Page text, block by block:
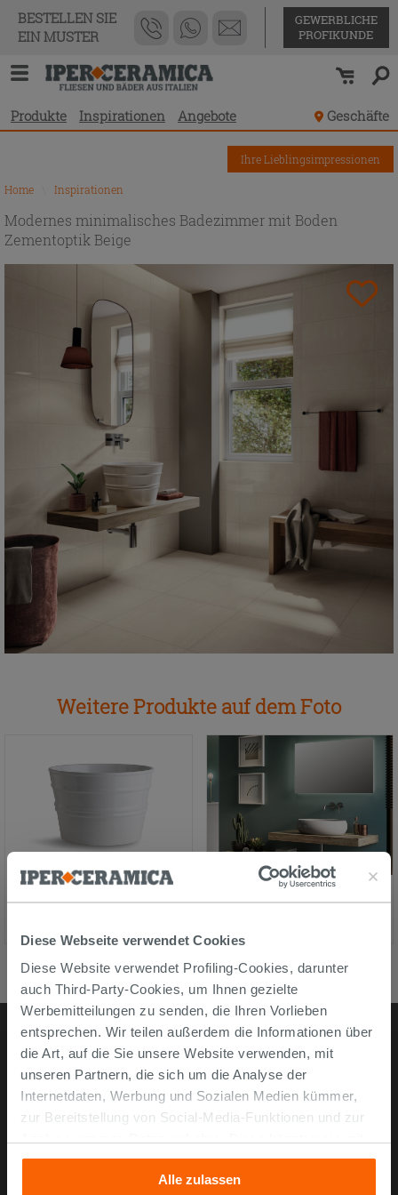
Diese Webseite verwendet Cookies
Diese Website verwendet Profiling-Cookies, darunter
auch Third-Party-Cookies, um Ihnen gezielte
Werbemitteilungen zu senden, die Ihren Vorlieben
entsprechen. Wir teilen außerdem die Informationen über
die Art, auf die Sie unsere Website verwenden, mit
unseren Partnern, die sich um die Analyse der
Internetdaten, Werbung und Sozialen Medien kümmer,
zur Bereitstellung von Social-Media-Funktionen und zur
anderen Informationen, die Sie ihnen geliefert haben oder
die sie aufgrund Ihrer Verwendung ihrer Dienste
Alle zulassen
BESTELLEN SIE
EIN MUSTER
GEWERBLICHE
PROFIKUNDE
Produkte Inspirationen Angebote Geschäfte
Home Inspirationen
Ihre Lieblingsimpressionen
Modernes minimalisches Badezimmer mit Boden
Zementoptik Beige
Weitere Produkte auf dem Foto
Hänge-/Aufsatzwaschbeck
en Bacile Ø46,5 cm H30 aus
TOPSY TOP cm 120x48xH8
EICHE LARIX
Online kaufen
Musterstücke
Bestellen Sie mit uns
Wie man online kauft